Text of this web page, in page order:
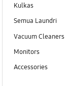
Kulkas
Semua Laundri
Vacuum Cleaners
Monitors
Accessories